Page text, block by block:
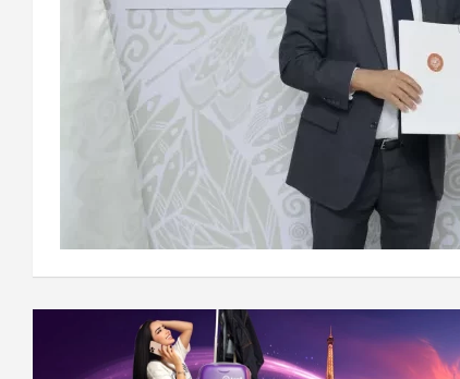
Навигация